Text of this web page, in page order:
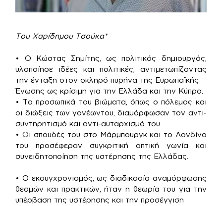
Του Χαρίδημου Τσούκα*
• Ο Κώστας Σημίτης, ως πολιτικός δημιουργός,
υλοποίησε ιδέες και πολιτικές, αντιμετωπίζοντας
την ένταξη στον σκληρό πυρήνα της Ευρωπαϊκής
Ένωσης ως κρίσιμη για την Ελλάδα και την Κύπρο.
• Τα προσωπικά του βιώματα, όπως ο πόλεμος και
οι διώξεις των γονέωντου, διαμόρφωσαν τον αντι-
συντηρητισμό και αντι-αυταρχισμό του.
• Οι σπουδές του στο Μάρμπουργκ και το Λονδίνο
του προσέφεραν συγκριτική οπτική γωνία και
συνειδητοποίηση της υστέρησης της Ελλάδας.
• Ο εκσυγχρονισμός, ως διαδικασία αναμόρφωσης
θεσμών και πρακτικών, ήταν η θεωρία του για την
υπέρβαση της υστέρησης και την προσέγγιση